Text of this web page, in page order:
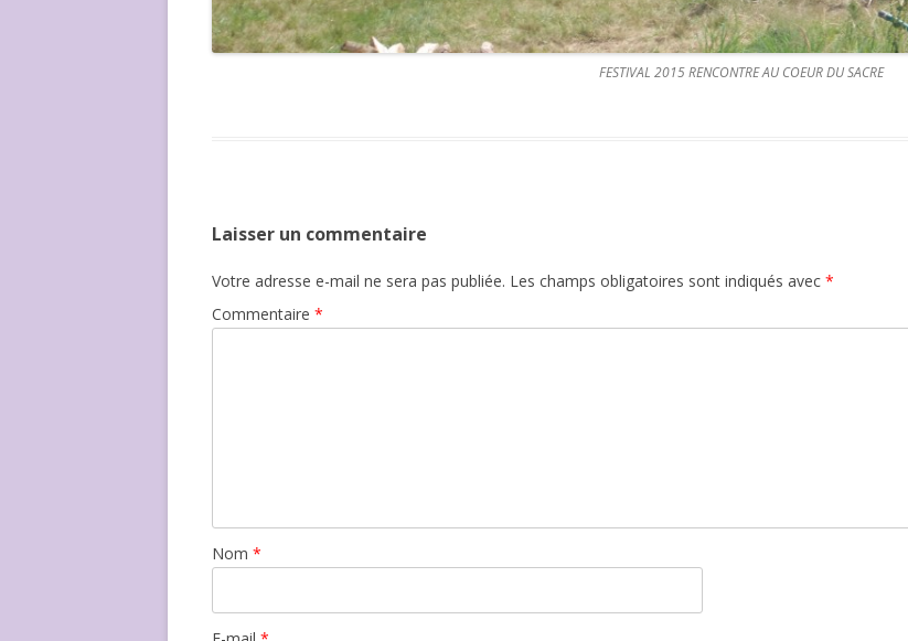
FESTIVAL 2015 RENCONTRE AU COEUR DU SACRE
Laisser un commentaire
Votre adresse e-mail ne sera pas publiée. Les champs obligatoires sont indiqués avec *
Commentaire *
Nom *